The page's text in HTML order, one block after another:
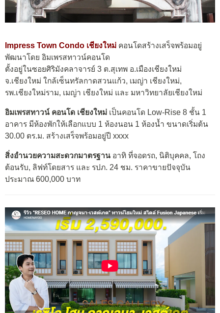
Impress Town Condo เชียงใหม่ คอนโดสร้างเสร็จพร้อมอยู่
พัฒนาโดย อิมเพรสทาวน์คอนโด
ตั้งอยู่ในซอยศิริมังคลาจารย์ 3 ต.สุเทพ อ.เมืองเชียงใหม่
จ.เชียงใหม่ ใกล้เซ็นทรัลกาดสวนแก้ว, เมญ่า เชียงใหม่,
รพ.เชียงใหม่ราม, เมญ่า เชียงใหม่ และ มหาวิทยาลัยเชียงใหม่
อิมเพรสทาวน์ คอนโด เชียงใหม่ เป็นคอนโด Low-Rise 8 ชั้น 1
อาคาร มีห้องพักให้เลือกแบบ 1 ห้องนอน 1 ห้องน้ำ ขนาดเริ่มต้น
30.00 ตร.ม. สร้างเสร็จพร้อมอยู่ปี xxxx
สิ่งอำนวยความสะดวกมาตรฐาน อาทิ ที่จอดรถ, นิติบุคคล, โถง
ต้อนรับ, ลิฟท์โดยสาร และ รปภ. 24 ชม. ราคาขายปัจจุบัน
ประมาณ 600,000 บาท